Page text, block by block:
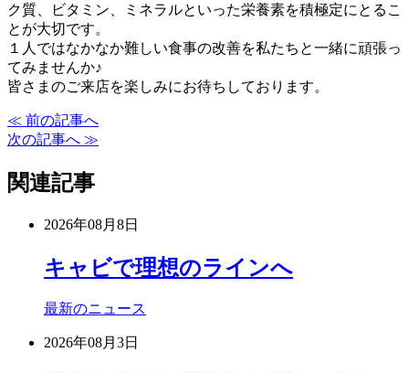
ク質、ビタミン、ミネラルといった栄養素を積極定にとるこ
とが大切です。
１人ではなかなか難しい食事の改善を私たちと一緒に頑張っ
てみませんか♪
皆さまのご来店を楽しみにお待ちしております。
≪ 前の記事へ
次の記事へ ≫
関連記事
2026年08月8日
キャビで理想のラインへ
最新のニュース
2026年08月3日